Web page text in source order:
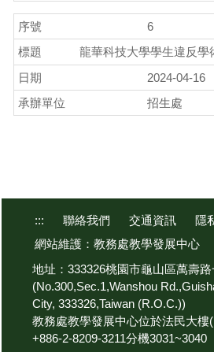
6
龍華科技大學學生違反學
2024-04-16
招生處
::: 聯絡我們 交通資訊
隱
網站維護：教務處教學發展中心
地址：333326桃園市龜山區萬壽
(No.300,Sec.1,Wanshou
City, 333326,Taiwan (R.O.C.))
教務處教學發展中心位於法民大樓
+886-2-8209-3211分機3031~3040